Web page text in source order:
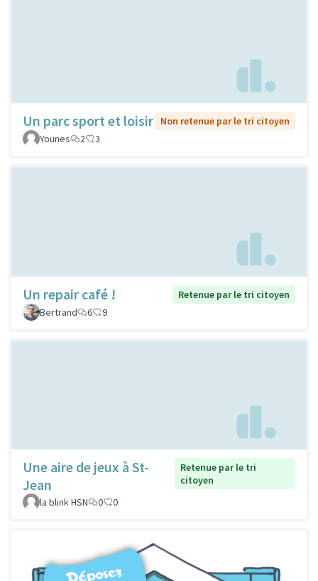
Un parc sport et loisir
Non retenue par le tri citoyen
Younes
2 3
Un repair café !
Retenue par le tri citoyen
Bertrand
6 9
Une aire de jeux à St-
Jean
Retenue par le tri
citoyen
la blink HSN
0 0